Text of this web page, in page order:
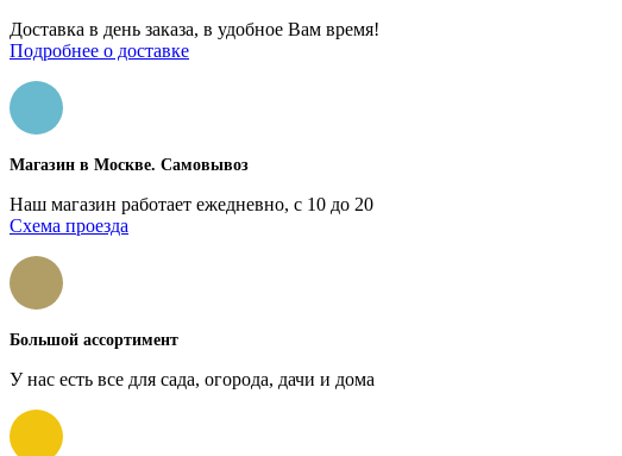
Доставка в день заказа, в удобное Вам время!
Подробнее о доставке
Магазин в Москве. Самовывоз
Наш магазин работает ежедневно, с 10 до 20
Схема проезда
Большой ассортимент
У нас есть все для сада, огорода, дачи и дома